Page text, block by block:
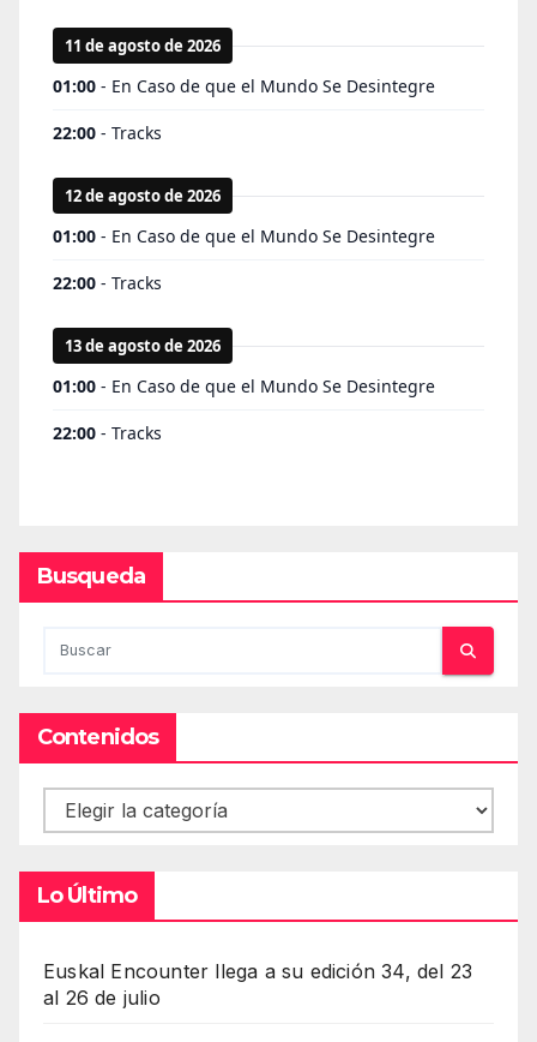
Busqueda
Contenidos
Contenidos
Lo Último
Euskal Encounter llega a su edición 34, del 23
al 26 de julio